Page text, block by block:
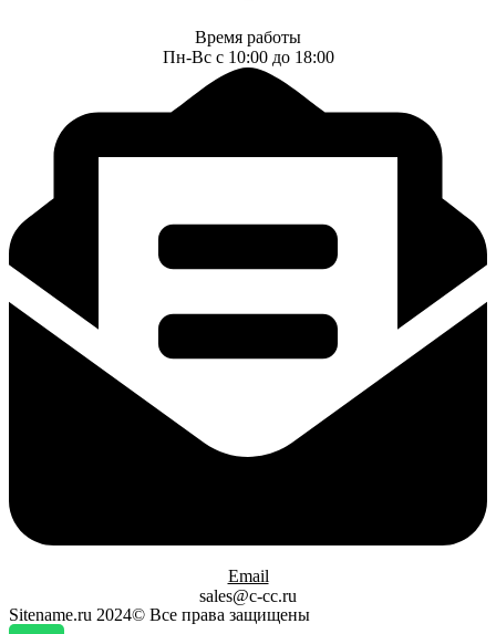
Время работы
Пн-Вс с 10:00 до 18:00
Email
sales@c-cc.ru
Sitename.ru 2024© Все права защищены